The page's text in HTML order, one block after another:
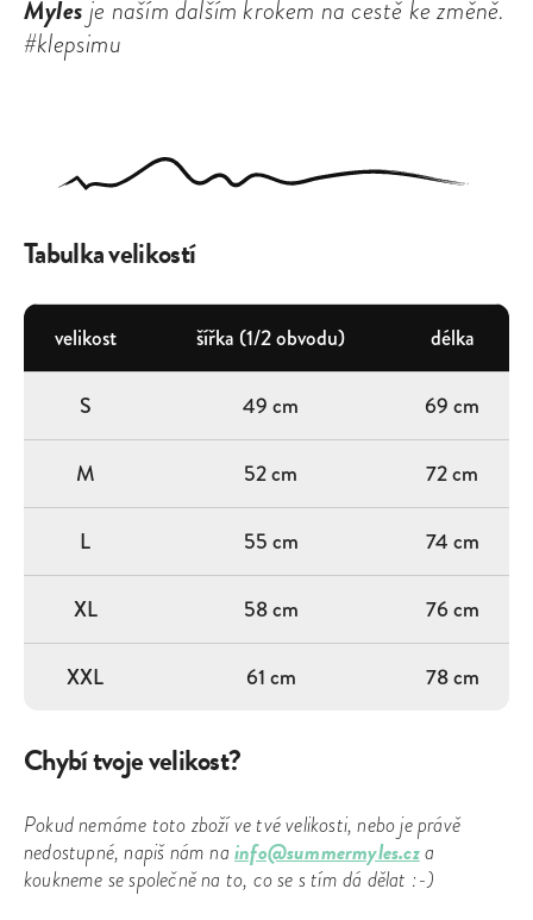
Mylesje naším dalším krokem na cestě ke změně.
#klepsimu
Tabulka velikostí
velikost šířka (1/2 obvodu) délka
S 49 cm 69 cm
M 52 cm 72 cm
L 55 cm 74 cm
XL 58 cm 76 cm
XXL 61 cm 78 cm
Chybí tvoje velikost?
Pokud nemáme toto zboží ve tvé velikosti, nebo je právě
nedostupné, napiš nám na info@summermyles.cza
koukneme se společně na to, co se s tím dá dělat :-)